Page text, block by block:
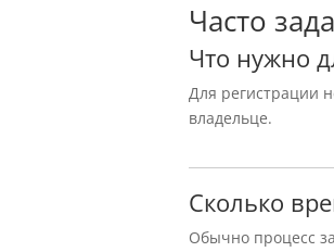
Часто
Что нужно
Для регистрации
владельце.
Сколько
Обычно процесс